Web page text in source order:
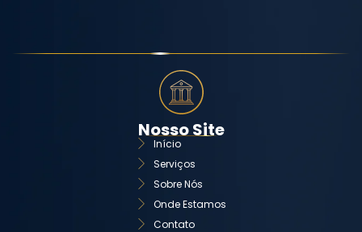
Nosso Site
Início
Serviços
Sobre Nós
Onde Estamos
Contato